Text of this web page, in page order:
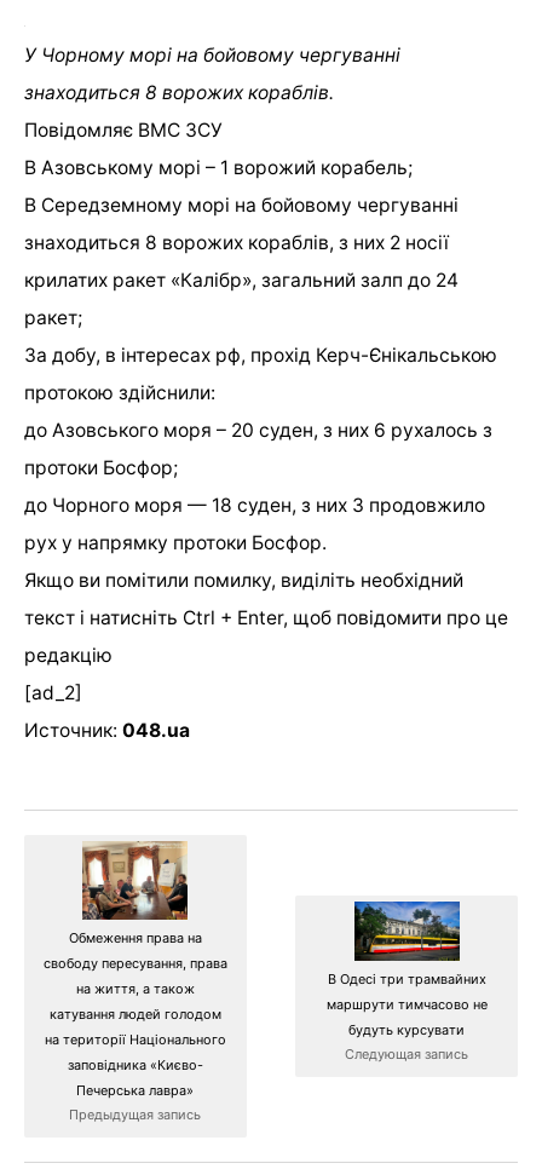
У Чорному морі на бойовому чергуванні
знаходиться 8 ворожих кораблів.
Повідомляє ВМС ЗСУ
В Азовському морі – 1 ворожий корабель;
В Середземному морі на бойовому чергуванні
знаходиться 8 ворожих кораблів, з них 2 носії
крилатих ракет «Калібр», загальний залп до 24
ракет;
За добу, в інтересах рф, прохід Керч-Єнікальською
протокою здійснили:
до Азовського моря – 20 суден, з них 6 рухалось з
протоки Босфор;
до Чорного моря — 18 суден, з них 3 продовжило
рух у напрямку протоки Босфор.
Якщо ви помітили помилку, виділіть необхідний
текст і натисніть Ctrl + Enter, щоб повідомити про це
редакцію
[ad_2]
Источник: 048.ua
Обмеження права на
свободу пересування, права
на життя, а також
катування людей голодом
на території Національного
заповідника «Києво-
Печерська лавра»
Предыдущая запись
В Одесі три трамвайних
маршрути тимчасово не
будуть курсувати
Следующая запись